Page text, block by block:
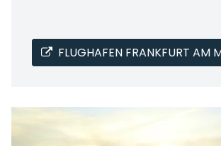
FLUGHAFEN FRANKFURT AM